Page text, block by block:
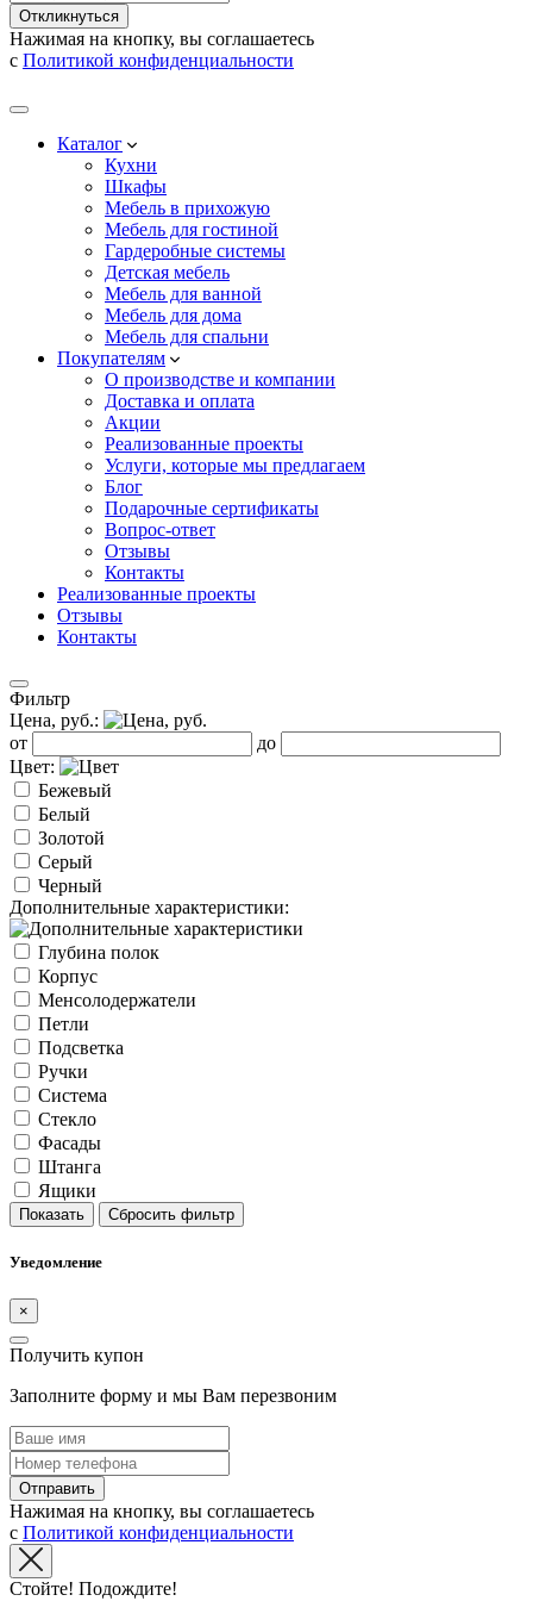
Откликнуться
Нажимая на кнопку, вы соглашаетесь
с Политикой конфиденциальности
Каталог
Кухни
Шкафы
Мебель в прихожую
Мебель для гостиной
Гардеробные системы
Детская мебель
Мебель для ванной
Мебель для дома
Мебель для спальни
Покупателям
О производстве и компании
Доставка и оплата
Акции
Реализованные проекты
Услуги, которые мы предлагаем
Блог
Подарочные сертификаты
Вопрос-ответ
Отзывы
Контакты
Реализованные проекты
Отзывы
Контакты
Фильтр
Цена, руб.:
от
до
Цвет:
Бежевый
Белый
Золотой
Серый
Черный
Дополнительные характеристики:
Глубина полок
Корпус
Менсолодержатели
Петли
Подсветка
Ручки
Система
Стекло
Фасады
Штанга
Ящики
Показать Сбросить фильтр
Уведомление
×
Получить купон
Заполните форму и мы Вам перезвоним
Отправить
Нажимая на кнопку, вы соглашаетесь
с Политикой конфиденциальности
Стойте! Подождите!